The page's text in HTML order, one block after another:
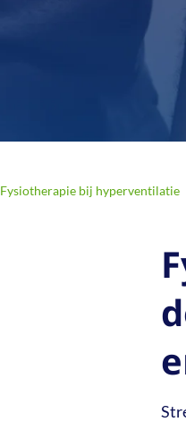
Nek-
Fysiotherapie bij hyperventilatie